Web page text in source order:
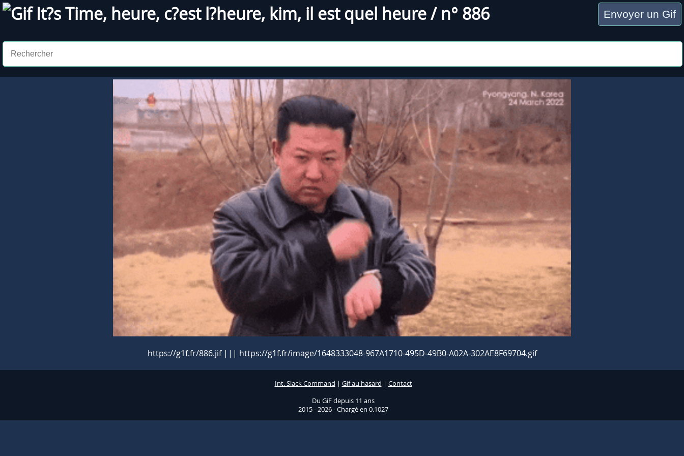
GifIt?s Time, heure, c?est l?heure, kim, il est quel heure/ n° 886
https://g1f.fr/886.jif ||| https://g1f.fr/image/1648333048-967A1710-495D-49B0-A02A-302AE8F69704.gif
Int. Slack Command | Gif au hasard | Contact
Du GiF depuis 11 ans
2015 - 2026 - Chargé en 0.1027